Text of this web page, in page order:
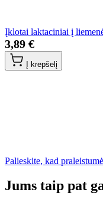
Įklotai laktaciniai į
3,89 €
Į krepšelį
Palieskite, kad
Jums taip pat